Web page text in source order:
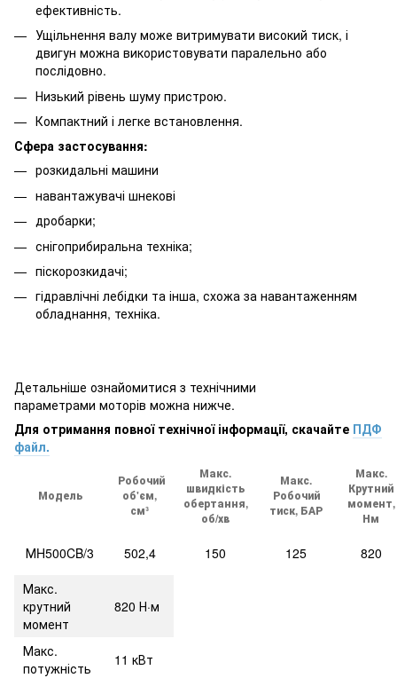
ефективність.
Ущільнення валу може витримувати високий тиск, і
двигун можна використовувати паралельно або
послідовно.
Низький рівень шуму пристрою.
Компактний і легке встановлення.
Сфера застосування:
розкидальні машини
навантажувачі шнекові
дробарки;
снігоприбиральна техніка;
піскорозкидачі;
гідравлічні лебідки та інша, схожа за навантаженням
обладнання, техніка.
Детальніше ознайомитися з технічними
параметрами моторів можна нижче.
Для отримання повної технічної інформації, скачайте ПДФ
файл.
Модель
Робочий
об'єм,
см³
Макс.
швидкість
обертання,
об/хв
Макс.
Робочий
тиск, БАР
Макс.
Крутний
момент,
Нм
МH500CB/3 502,4 150 125
820
Макс.
крутний
момент
820 Н·м
Макс.
потужність
11 кВт